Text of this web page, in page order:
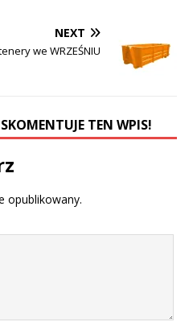
NEXT
we WRZEŚNIU
TEN WPIS!
opublikowany.